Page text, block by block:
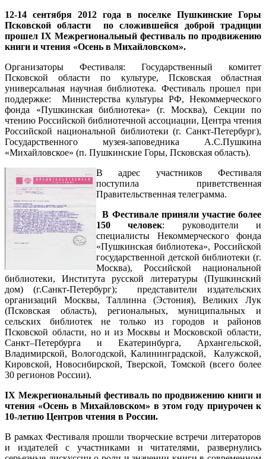
12-14 сентября 2012 года в поселке Пушкинские Горы
Псковской области по сложившейся доброй традиции
прошел IX Межрегиональный фестиваль по продвижению
книги и чтения «Осень в Михайловском».
Организаторы Фестиваля: Государственный комитет
Псковской области по культуре, Псковская областная
универсальная научная библиотека. Фестиваль прошел при
поддержке: Министерства культуры РФ, Некоммерческого
фонда «Пушкинская библиотека» (г. Москва), Секции по
чтению Российской библиотечной ассоциации, Центра чтения
Российской национальной библиотеки (г. Санкт-Петербург),
Государственного музея-заповедника А.С.Пушкина
«Михайловское» (п. Пушкинские Горы, Псковская область).
В адрес участников Фестиваля
поступила приветственная
Правительственная телеграмма.
В Фестивале приняли участие более
150 человек: руководители и
специалисты Некоммерческого фонда
«Пушкинская библиотека», Российской
государственной детской библиотеки (г.
Москва), Российской национальной
библиотеки, Института русской литературы (Пушкинский
дом) (г.Санкт-Петербург); представители издательских
организаций Москвы, Таллинна (Эстония), Великих Лук
(Псковская область), региональных, муниципальных и
сельских библиотек не только из городов и районов
Псковской области, но и из Москвы и Московской области,
Санкт–Петербурга и Екатеринбурга, Архангельской,
Владимирской, Вологодской, Калининградской, Калужской,
Кировской, Новосибирской, Тверской, Томской (всего более
30 регионов России).
IX Межрегиональный фестиваль по продвижению книги и
чтения «Осень в Михайловском» в этом году приурочен к
10-летию Центров чтения в России.
В рамках Фестиваля прошли творческие встречи литераторов
и издателей с участниками и читателями, развернулись